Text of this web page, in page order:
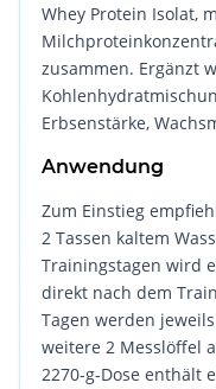
Whey Protein Isolat,
zusammen. Ergänzt
Erbsenstärke,
Anwendung
Zum Einstieg
2 Tassen kaltem
Trainingstagen wird
direkt nach dem
Tagen werden
weitere 2 Messlöffel
2270-g-Dose enthält